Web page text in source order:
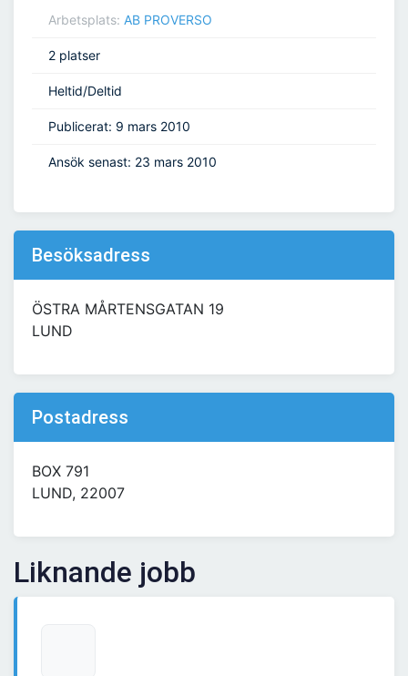
Arbetsplats: AB PROVERSO
2 platser
Heltid/Deltid
Publicerat: 9 mars 2010
Ansök senast: 23 mars 2010
Besöksadress
ÖSTRA MÅRTENSGATAN 19
LUND
Postadress
BOX 791
LUND, 22007
Liknande jobb